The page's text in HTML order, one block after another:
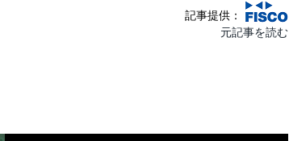
記事提供：
元記事を読む